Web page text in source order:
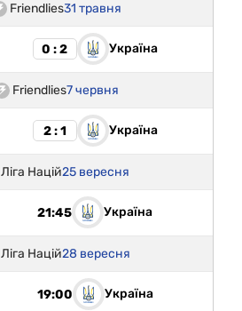
Friendlies31 травня
0 : 2 Україна
Friendlies7 червня
2 : 1 Україна
Ліга Націй25 вересня
21:45 Україна
Ліга Націй28 вересня
19:00 Україна